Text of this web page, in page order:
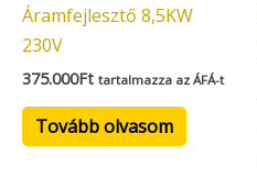
Áramfejlesztő 8,5KW
230V
375.000Ft tartalmazza az ÁFÁ-t
Tovább olvasom